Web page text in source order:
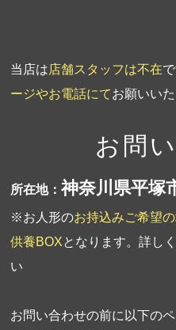
当店は店舗スタッフは不在
ージやお電話にてお願いいた
お問
所在地：神奈川県平塚
※お人形のお持込みご希望
供養BOXとなります。詳し
い
お問い合わせの前に以下の